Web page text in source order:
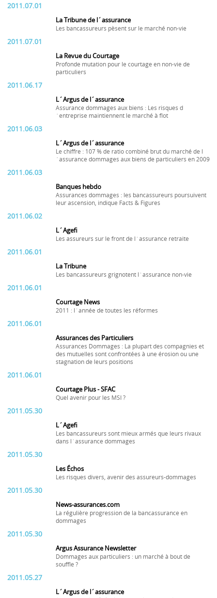
2011.07.01
La Tribune de l´assurance
Les bancassureurs pèsent sur le marché non-vie
2011.07.01
La Revue du Courtage
Profonde mutation pour le courtage en non-vie de
particuliers
2011.06.17
L´Argus de l´assurance
Assurance dommages aux biens : Les risques d
´entreprise maintiennent le marché à flot
2011.06.03
L´Argus de l´assurance
Le chiffre : 107 % de ratio combiné brut du marché de l
´assurance dommages aux biens de particuliers en 2009
2011.06.03
Banques hebdo
Assurances dommages : les bancassureurs poursuivent
leur ascension, indique Facts & Figures
2011.06.02
L´Agefi
Les assureurs sur le front de l´assurance retraite
2011.06.01
La Tribune
Les bancassureurs grignotent l´assurance non-vie
2011.06.01
Courtage News
2011 : l´année de toutes les réformes
2011.06.01
Assurances des Particuliers
Assurances Dommages : La plupart des compagnies et
des mutuelles sont confrontées à une érosion ou une
stagnation de leurs positions
2011.06.01
Courtage Plus - SFAC
Quel avenir pour les MSI ?
2011.05.30
L´Agefi
Les bancassureurs sont mieux armés que leurs rivaux
dans l´assurance dommages
2011.05.30
Les Échos
Les risques divers, avenir des assureurs-dommages
2011.05.30
News-assurances.com
La régulière progression de la bancassurance en
dommages
2011.05.30
Argus Assurance Newsletter
Dommages aux particuliers : un marché à bout de
souffle ?
2011.05.27
L´Argus de l´assurance